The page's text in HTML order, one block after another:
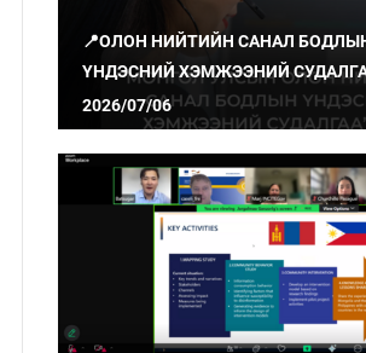
📍ОЛОН НИЙТИЙН САНАЛ
ҮНДЭСНИЙ ХЭМЖЭЭНИЙ
ДУГААР САРД ЯВАГДАЖ БАЙНА
2026/07/06